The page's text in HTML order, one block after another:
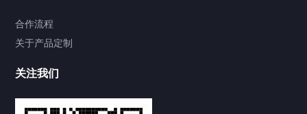
合作流程
关于产品定制
关注我们